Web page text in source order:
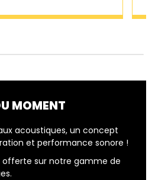
MOMENT
acoustiques, un concept
et performance sonore !
offerte sur notre gamme de